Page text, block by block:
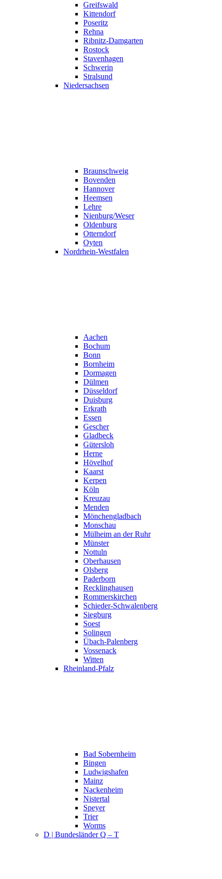
Greifswald
Kittendorf
Poseritz
Rehna
Ribnitz-Damgarten
Rostock
Stavenhagen
Schwerin
Stralsund
Niedersachsen
Braunschweig
Bovenden
Hannover
Heemsen
Lehre
Nienburg/Weser
Oldenburg
Otterndorf
Oyten
Nordrhein-Westfalen
Aachen
Bochum
Bonn
Bornheim
Dormagen
Dülmen
Düsseldorf
Duisburg
Erkrath
Essen
Gescher
Gladbeck
Gütersloh
Herne
Hövelhof
Kaarst
Kerpen
Köln
Kreuzau
Menden
Mönchengladbach
Monschau
Mülheim an der Ruhr
Münster
Nottuln
Oberhausen
Olsberg
Paderborn
Recklinghausen
Rommerskirchen
Schieder-Schwalenberg
Siegburg
Soest
Solingen
Übach-Palenberg
Vossenack
Witten
Rheinland-Pfalz
Bad Sobernheim
Bingen
Ludwigshafen
Mainz
Nackenheim
Nistertal
Speyer
Trier
Worms
D | Bundesländer Q – T